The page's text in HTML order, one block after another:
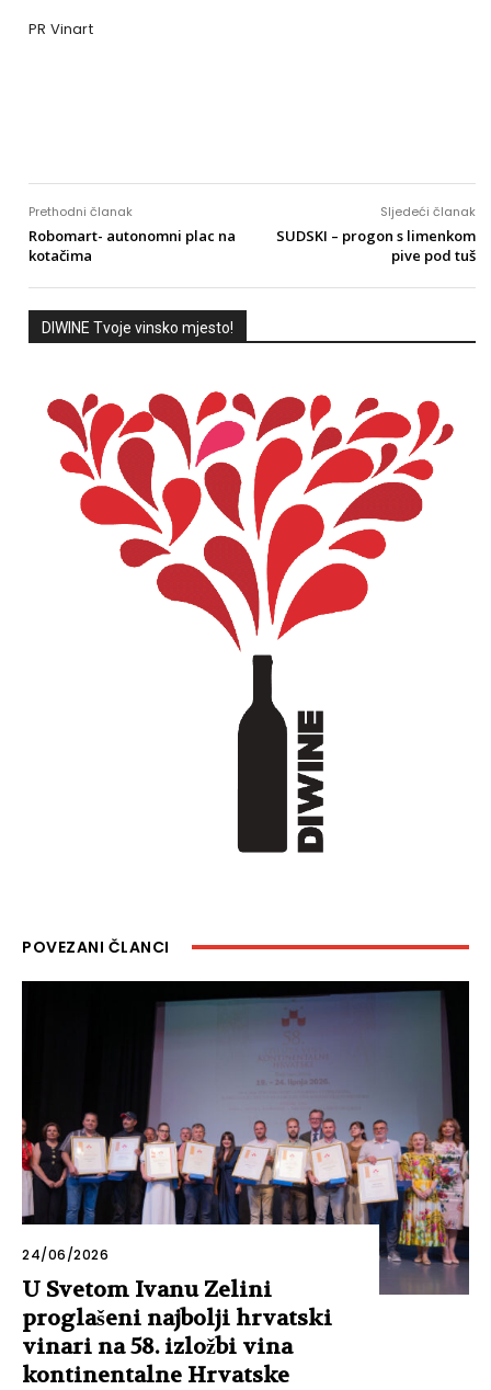
PR Vinart
Prethodni članak
Robomart- autonomni plac na
kotačima
Sljedeći članak
SUDSKI – progon s limenkom
pive pod tuš
DIWINE Tvoje vinsko mjesto!
POVEZANI ČLANCI
24/06/2026
U Svetom Ivanu Zelini
proglašeni najbolji hrvatski
vinari na 58. izložbi vina
kontinentalne Hrvatske